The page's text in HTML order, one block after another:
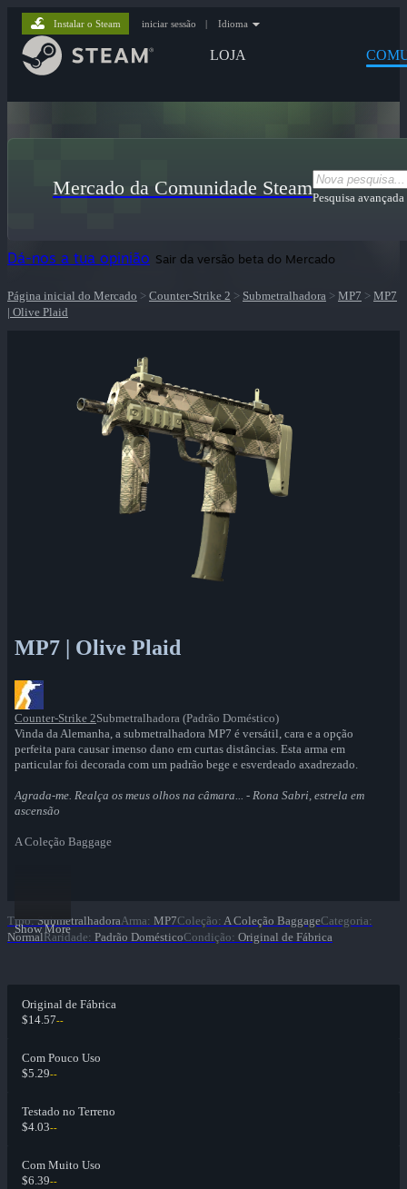
LOJA
Instalar o Steam iniciar sessão | Idioma
Mercado da Comunidade SteamPesquisa avançada
Dá-nos a tua opinião Sair da versão beta do Mercado
Página inicial do Mercado > Counter-Strike 2 > Submetralhadora > MP7 > MP7
| Olive Plaid
MP7 | Olive Plaid
Counter-Strike 2Submetralhadora (Padrão Doméstico)
Vinda da Alemanha, a submetralhadora MP7 é versátil, cara e a opção
perfeita para causar imenso dano em curtas distâncias. Esta arma em
particular foi decorada com um padrão bege e esverdeado axadrezado.
Agrada-me. Realça os meus olhos na câmara... - Rona Sabri, estrela em
ascensão
A Coleção Baggage
Show More
Tipo: SubmetralhadoraArma: MP7Coleção: A Coleção BaggageCategoria:
Normal Raridade: Padrão DomésticoCondição: Original de Fábrica
Original de Fábrica
$14.57--
Com Pouco Uso
$5.29--
Testado no Terreno
$4.03--
Com Muito Uso
$6.39--